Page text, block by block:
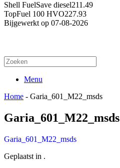
Shell FuelSave diesel211.49
TopFuel 100 HVO227.93
Bijgewerkt op 07-08-2026
Menu
Home - Garia_601_M22_msds
Garia_601_M22_msds
Garia_601_M22_msds
Geplaatst in .